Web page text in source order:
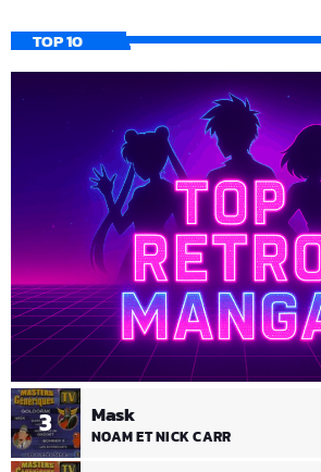
TOP 10
3 Mask
NOAM ET NICK CARR